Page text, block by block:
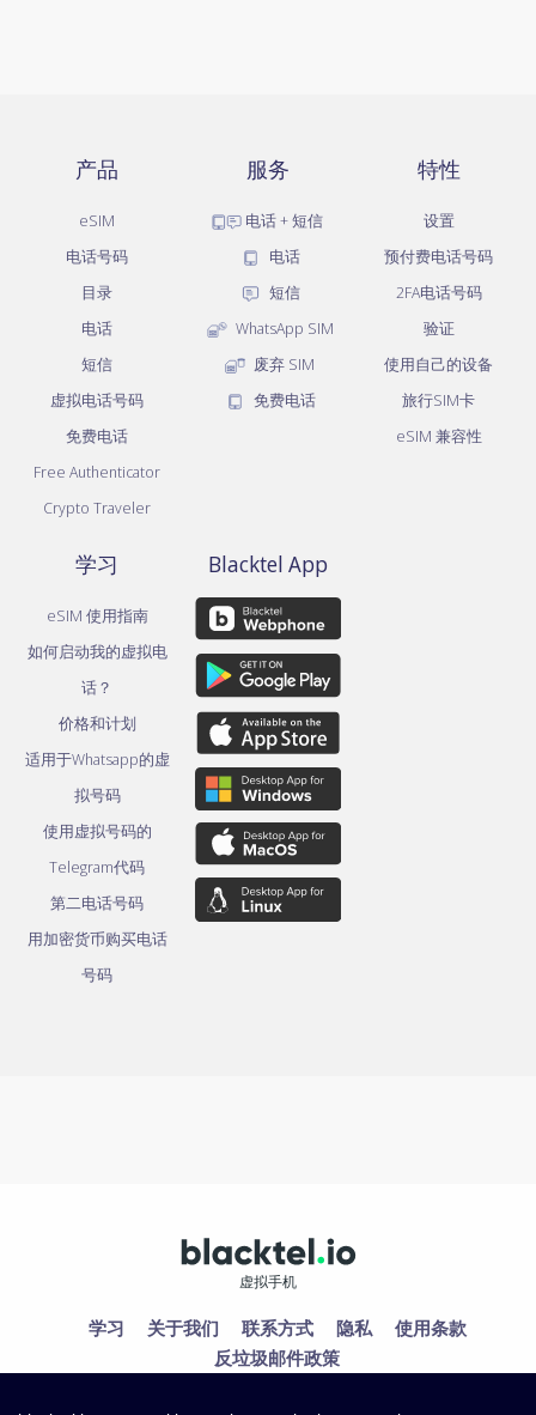
产品
eSIM
电话号码
目录
电话
短信
虚拟电话号码
免费电话
Free Authenticator
Crypto Traveler
服务
电话 + 短信
电话
短信
WhatsApp SIM
废弃 SIM
免费电话
特性
设置
预付费电话号码
2FA电话号码
验证
使用自己的设备
旅行SIM卡
eSIM 兼容性
学习
eSIM 使用指南
如何启动我的虚拟电
话？
价格和计划
适用于Whatsapp的虚
拟号码
使用虚拟号码的
Telegram代码
第二电话号码
用加密货币购买电话
号码
Blacktel App
虚拟手机
学习 关于我们 联系方式 隐私
使用条款
反垃圾邮件政策